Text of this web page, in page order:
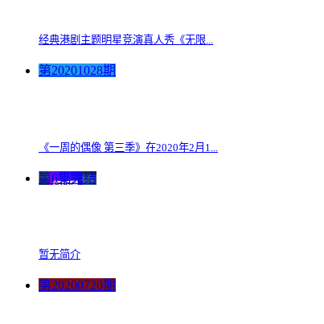
经典港剧主题明星竞演真人秀《无限...
第20201028期
《一周的偶像 第三季》在2020年2月1...
第6集完结
暂无简介
第20200720期